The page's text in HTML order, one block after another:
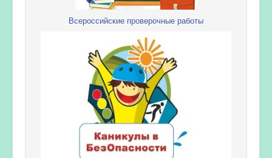
Всероссийские проверочные работы